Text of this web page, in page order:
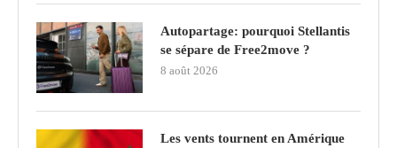
Autopartage: pourquoi Stellantis
se sépare de Free2move ?
8 août 2026
Les vents tournent en Amérique